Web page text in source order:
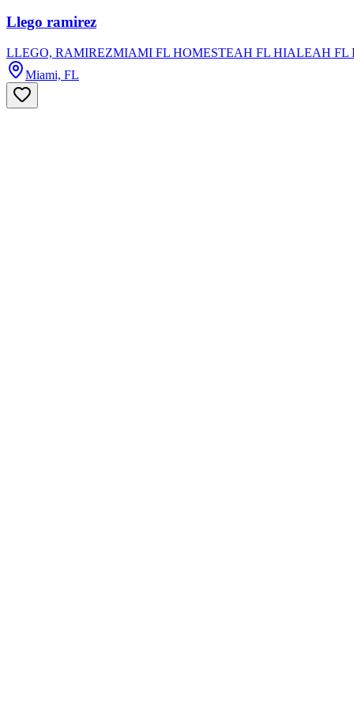
Llego ramirez
LLEGO, RAMIREZMIAMI FL HOMESTEAH FL HIALEAH FL
Miami, FL